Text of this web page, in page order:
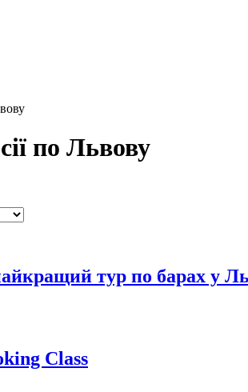
по Львову
тур по барах у
Class